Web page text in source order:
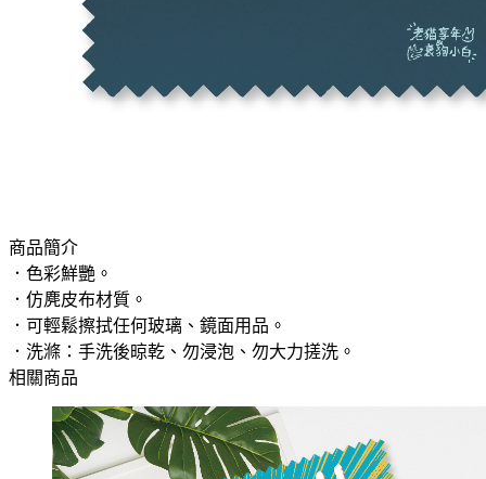
商品簡介
．色彩鮮艷。
．仿麂皮布材質。
．可輕鬆擦拭任何玻璃、鏡面用品。
．洗滌：手洗後晾乾、勿浸泡、勿大力搓洗。
相關商品